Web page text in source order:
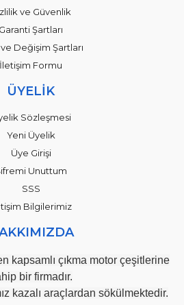
ve Güvenlik
Garanti Şartları
Değişim Şartları
İletişim Formu
ÜYELİK
Sözleşmesi
Yeni Üyelik
Üye Girişi
Unuttum
SSS
Bilgilerimiz
kapsamlı çıkma motor çeşitlerine
bir firmadır.
kazalı araçlardan sökülmektedir.